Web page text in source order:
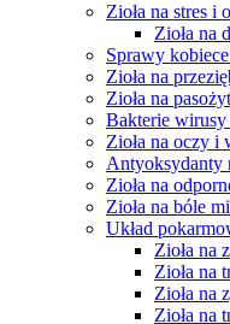
Zioła na stres i
Zioła na
Sprawy
Zioła na
Zioła na
Bakterie
Zioła na oczy i
Antyoksydanty
Zioła na
Zioła na bóle
Układ
Zioła na
Zioła na
Zioła na
Zioła na